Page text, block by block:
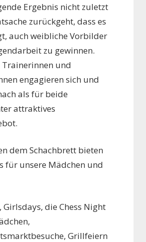
Ergebnis nicht zuletzt
zurückgeht, dass es
auch weibliche Vorbilder
zu gewinnen.
und
engagieren sich und
als für beide
attraktives
dem Schachbrett bieten
für unsere Mädchen und
Girlsdays, die Chess Night
Grillfeiern